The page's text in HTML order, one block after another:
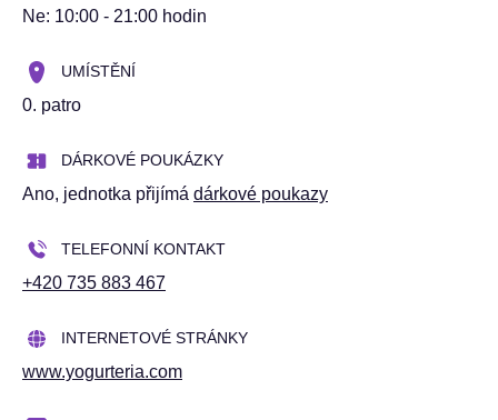
Ne: 10:00 - 21:00 hodin
UMÍSTĚNÍ
0. patro
DÁRKOVÉ POUKÁZKY
Ano, jednotka přijímá dárkové poukazy
TELEFONNÍ KONTAKT
+420 735 883 467
INTERNETOVÉ STRÁNKY
www.yogurteria.com